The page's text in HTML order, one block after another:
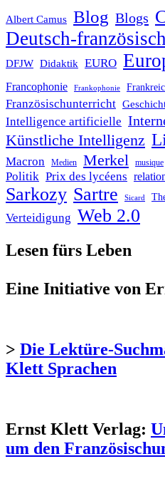
Albert Camus Blog Blogs
Deutsch-
DFJW Didaktik EURO
Francophonie Frankophonie
Französischunterricht
Intelligence artificielle
Künstliche Intelligenz
Macron Medien Merkel musique
Politik Prix des lycéens
Sarkozy Sartre Sicard
Verteidigung Web 2.0
Lesen fürs Leben
Eine Initiative von
> Die Lektüre-
Klett Sprachen
Ernst Klett Verlag:
um den